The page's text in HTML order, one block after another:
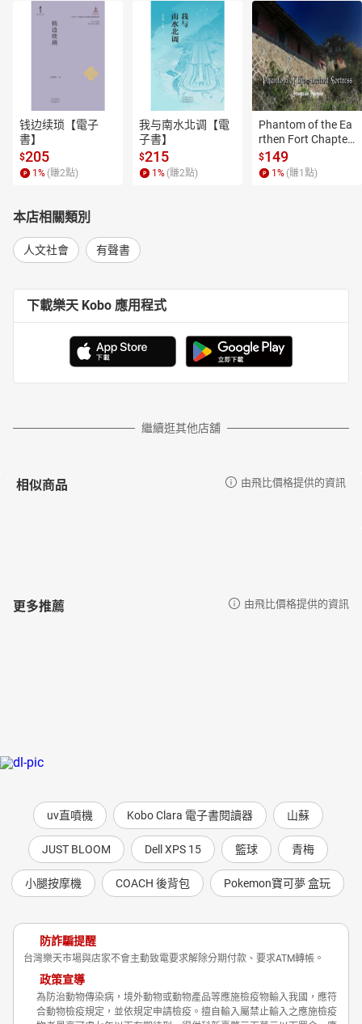
钱边续琐【電子
書】
$205
1 % (賺2點)
我与南水北调【電
子書】
$215
1 % (賺2點)
Phantom of the Ea
rthen Fort Chapter
4【有聲書】
$149
1 % (賺1 點)
本店相關類別
人文社會 有聲書
下載樂天 Kobo 應用程式
繼續逛其他店舖
相似商品 由飛比價格提供的資訊
更多推薦 由飛比價格提供的資訊
uv直噴機 Kobo Clara 電子書閱讀器 山蘇
JUST BLOOM Dell XPS 15 籃球 青梅
小腿按摩機 COACH 後背包 Pokemon寶可夢 盒玩
防詐騙提醒
台灣樂天市場與店家不會主動致電要求解除分期付款、要求ATM轉帳。
政策宣導
為防治動物傳染病，境外動物或動物產品等應施檢疫物輸入我國，應符
合動物檢疫規定，並依規定申請檢疫。擅自輸入屬禁止輸入之應施檢疫